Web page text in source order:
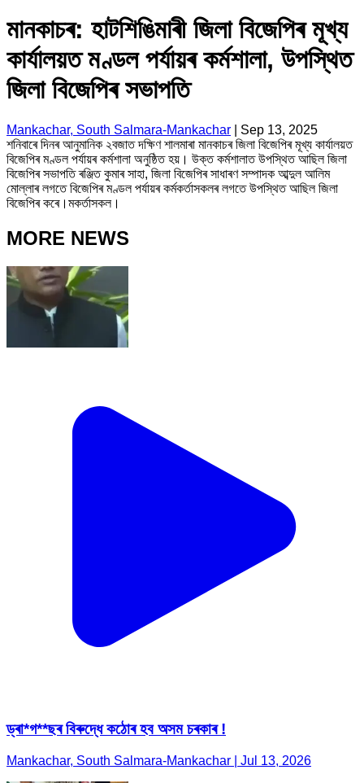
মানকাচৰ: হাটশিঙিমাৰী জিলা বিজেপিৰ মূখ্য
কাৰ্যালয়ত মণ্ডল পৰ্যায়ৰ কৰ্মশালা, উপস্থিত
জিলা বিজেপিৰ সভাপতি
Mankachar, South Salmara-Mankachar
Sep 13, 2025
শনিবাৰে দিনৰ আনুমানিক ২বজাত দক্ষিণ শালমাৰা মানকাচৰ জিলা বিজেপিৰ মূখ্য কাৰ্যালয়ত
বিজেপিৰ মণ্ডল পৰ্যায়ৰ কৰ্মশালা অনুষ্ঠিত হয়। উক্ত কৰ্মশালাত উপস্থিত আছিল জিলা
বিজেপিৰ সভাপতি ৰঞ্জিত কুমাৰ সাহা, জিলা বিজেপিৰ সাধাৰণ সম্পাদক আব্দুল আলিম
মোল্লাৰ লগতে বিজেপিৰ মণ্ডল পৰ্যায়ৰ কৰ্মকৰ্তাসকলৰ লগতে উপস্থিত আছিল জিলা
বিজেপিৰ কৰে।মকৰ্তাসকল।
MORE NEWS
ড্ৰা*গ**ছৰ বিৰুদ্ধে কঠোৰ হব অসম চৰকাৰ !
Mankachar, South Salmara-Mankachar | Jul 13, 2026